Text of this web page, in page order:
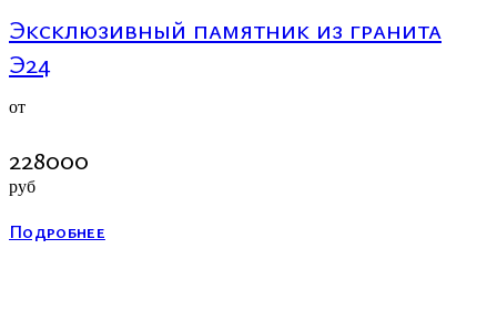
Эксклюзивный памятник из гранита
Э24
от
228000
руб
Подробнее